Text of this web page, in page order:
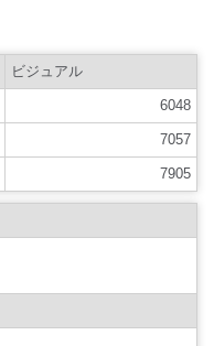
ビジュアル
6048
7057
7905